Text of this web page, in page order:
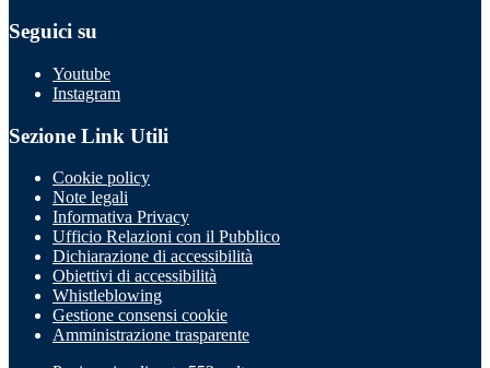
Seguici su
Youtube
Instagram
Sezione Link Utili
Cookie policy
Note legali
Informativa Privacy
Ufficio Relazioni con il Pubblico
Dichiarazione di accessibilità
Obiettivi di accessibilità
Whistleblowing
Gestione consensi cookie
Amministrazione trasparente